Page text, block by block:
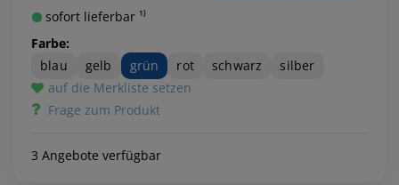
sofort lieferbar ¹⁾
Farbe:
blau
gelb grün rot schwarz
silber
auf die Merkliste setzen
Frage zum Produkt
3 Angebote verfügbar